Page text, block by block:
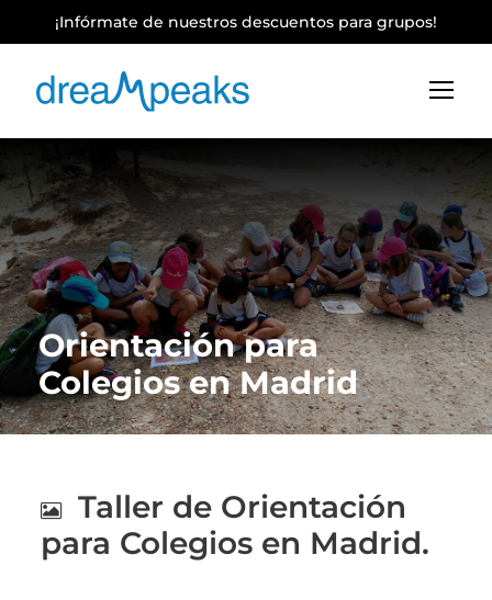
Orientación para
Colegios en Madrid
Taller de Orientación
para Colegios en Madrid.
¡Infórmate de nuestros descuentos para grupos!